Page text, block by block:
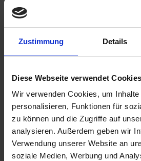
Zustimmung Details
Diese Webseite verwendet Cookies
Wir verwenden Cookies, um
personalisieren, Funktionen für
zu können und die Zugriffe auf
analysieren. Außerdem geben wir
Verwendung unserer Website an
soziale Medien, Werbung und
Puerto del Rosario
Inseln, Spanien
21.00 Uhr
15.08.2026 - Samstag
09.00 Uhr
19.00 Uhr
16.08.2026 - Sonntag
Las Palmas (Gran Canaria) /
22.00 Uhr